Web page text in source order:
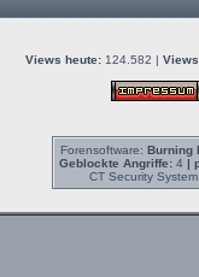
Views heute: 124.582 |
Forensoftware: Burning
Geblockte Angriffe:4 |
CT Security